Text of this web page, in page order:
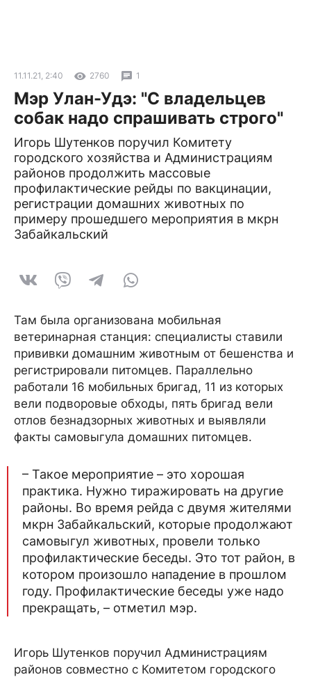
11.11.21, 2:40 2760 1
Мэр Улан-Удэ: "С владельцев
собак надо спрашивать строго"
Игорь Шутенков поручил Комитету
городского хозяйства и Администрациям
районов продолжить массовые
профилактические рейды по вакцинации,
регистрации домашних животных по
примеру прошедшего мероприятия в мкрн
Забайкальский
Там была организована мобильная
ветеринарная станция: специалисты ставили
прививки домашним животным от бешенства и
регистрировали питомцев. Параллельно
работали 16 мобильных бригад, 11 из которых
вели подворовые обходы, пять бригад вели
отлов безнадзорных животных и выявляли
факты самовыгула домашних питомцев.
– Такое мероприятие – это хорошая
практика. Нужно тиражировать на другие
районы. Во время рейда с двумя жителями
мкрн Забайкальский, которые продолжают
самовыгул животных, провели только
профилактические беседы. Это тот район, в
котором произошло нападение в прошлом
году. Профилактические беседы уже надо
прекращать, – отметил мэр.
Игорь Шутенков поручил Администрациям
районов совместно с Комитетом городского